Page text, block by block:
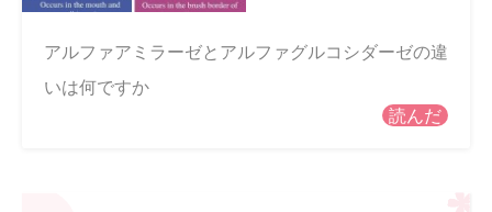
アルファアミラーゼとアルファグルコシダーゼの違
いは何ですか
読んだ